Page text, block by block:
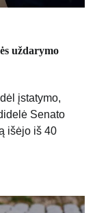
uždarymo
įstatymo,
Senato
išėjo iš 40